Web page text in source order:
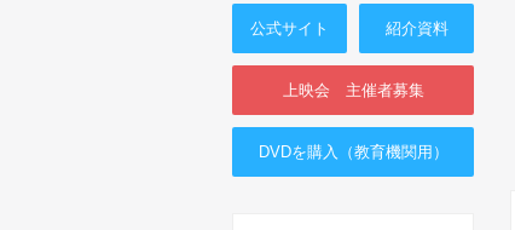
公式サイト 紹介資料
上映会 主催者募集
DVDを購入（教育機関用）